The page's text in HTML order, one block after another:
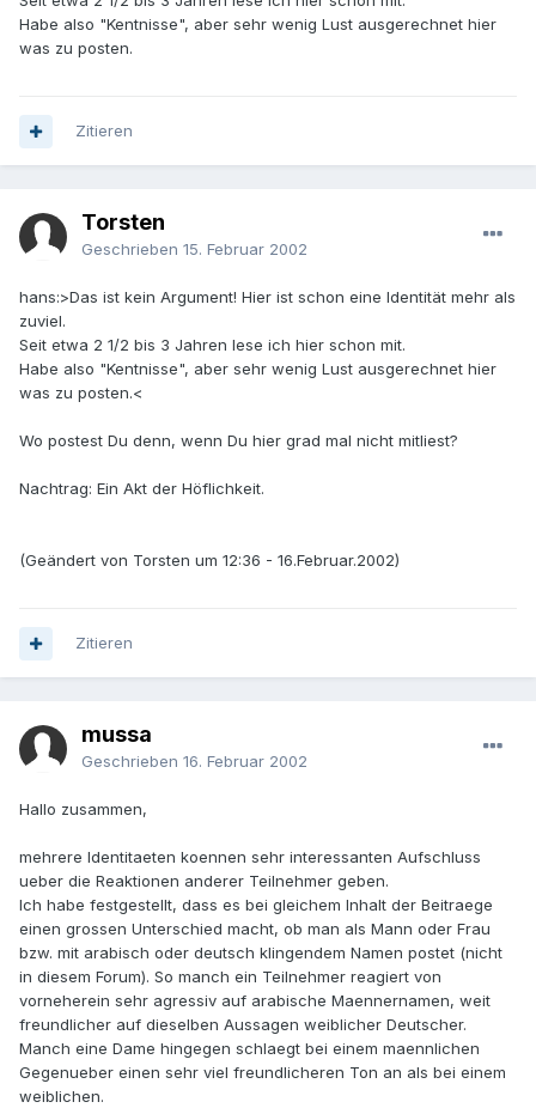
Habe also "Kentnisse", aber sehr wenig Lust ausgerechnet hier
was zu posten.
Zitieren
Torsten
Geschrieben 15. Februar 2002
hans:>Das ist kein Argument! Hier ist schon eine Identität mehr als
zuviel.
Seit etwa 2 1/2 bis 3 Jahren lese ich hier schon mit.
Habe also "Kentnisse", aber sehr wenig Lust ausgerechnet hier
was zu posten.<
Wo postest Du denn, wenn Du hier grad mal nicht mitliest?
Nachtrag: Ein Akt der Höflichkeit.
(Geändert von Torsten um 12:36 - 16.Februar.2002)
Zitieren
mussa
Geschrieben 16. Februar 2002
Hallo zusammen,
mehrere Identitaeten koennen sehr interessanten Aufschluss
ueber die Reaktionen anderer Teilnehmer geben.
Ich habe festgestellt, dass es bei gleichem Inhalt der Beitraege
einen grossen Unterschied macht, ob man als Mann oder Frau
bzw. mit arabisch oder deutsch klingendem Namen postet (nicht
in diesem Forum). So manch ein Teilnehmer reagiert von
vorneherein sehr agressiv auf arabische Maennernamen, weit
freundlicher auf dieselben Aussagen weiblicher Deutscher.
Manch eine Dame hingegen schlaegt bei einem maennlichen
Gegenueber einen sehr viel freundlicheren Ton an als bei einem
weiblichen.